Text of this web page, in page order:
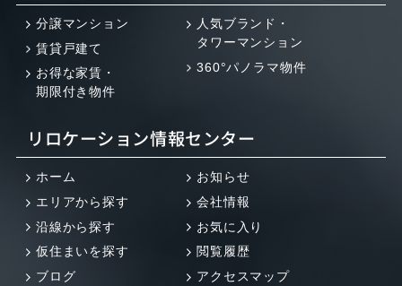
分譲マンション
賃貸戸建て
お得な家賃・
期限付き物件
人気ブランド・
タワーマンション
360°パノラマ物件
リロケーション情報センター
ホーム
エリアから探す
沿線から探す
仮住まいを探す
ブログ
お知らせ
会社情報
お気に入り
閲覧履歴
アクセスマップ